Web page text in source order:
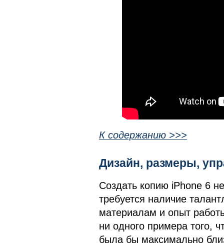
К содержанию >>>
Дизайн, размеры,
Создать копию iPhone 6
требуется наличие
материалам и опыт
ни одного примера того,
была бы максимально